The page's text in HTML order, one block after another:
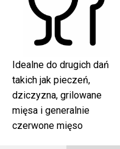
Idealne do drugich dań
takich jak pieczeń,
dziczyzna, grilowane
mięsa i generalnie
czerwone mięso